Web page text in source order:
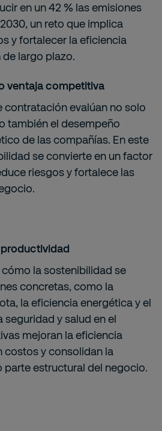
en un 42 % las emisiones
un reto que implica
y fortalecer la eficiencia
largo plazo.
ventaja competitiva
contratación evalúan no solo
también el desempeño
de las compañías. En este
se convierte en un factor
riesgos y fortalece las
la sostenibilidad se
concretas, como la
la eficiencia energética y el
y salud en el
mejoran la eficiencia
costos y consolidan la
estructural del negocio.